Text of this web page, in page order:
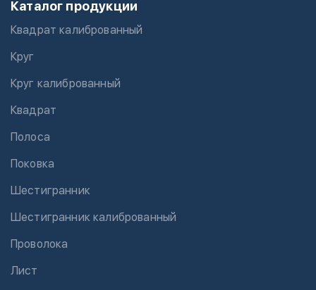
Каталог продукции
Квадрат калиброванный
Круг
Круг калиброванный
Квадрат
Полоса
Поковка
Шестигранник
Шестигранник калиброванный
Проволока
Лист